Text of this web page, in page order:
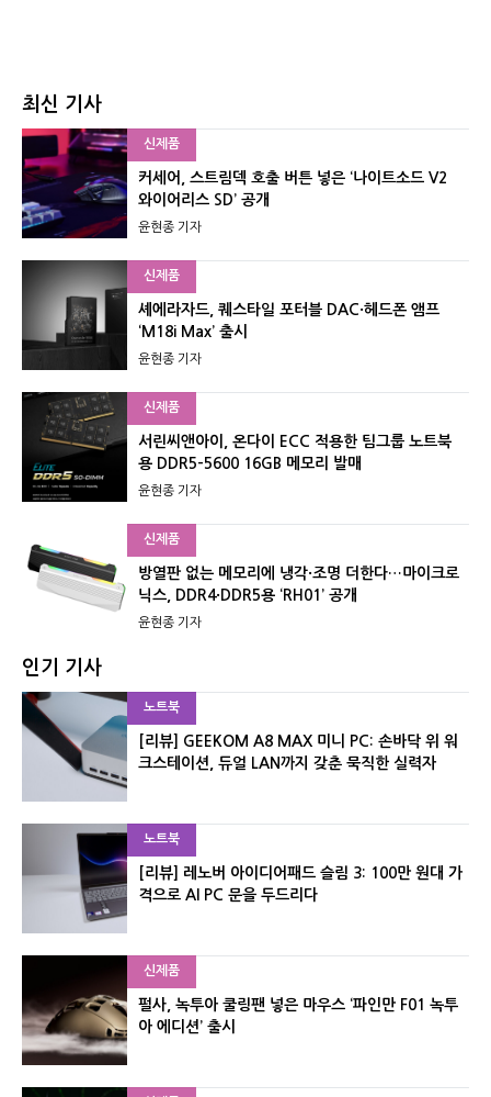
최신 기사
신제품
커세어, 스트림덱 호출 버튼 넣은 ‘나이트소드 V2
와이어리스 SD’ 공개
윤현종 기자
신제품
셰에라자드, 퀘스타일 포터블 DAC·헤드폰 앰프
‘M18i Max’ 출시
윤현종 기자
신제품
서린씨앤아이, 온다이 ECC 적용한 팀그룹 노트북
용 DDR5-5600 16GB 메모리 발매
윤현종 기자
신제품
방열판 없는 메모리에 냉각·조명 더한다…마이크로
닉스, DDR4·DDR5용 ‘RH01’ 공개
윤현종 기자
인기 기사
노트북
[리뷰] GEEKOM A8 MAX 미니 PC: 손바닥 위 워
크스테이션, 듀얼 LAN까지 갖춘 묵직한 실력자
노트북
[리뷰] 레노버 아이디어패드 슬림 3: 100만 원대 가
격으로 AI PC 문을 두드리다
신제품
펄사, 녹투아 쿨링팬 넣은 마우스 ‘파인만 F01 녹투
아 에디션’ 출시